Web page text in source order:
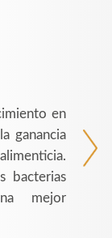
en
ganancia
bacterias
mejor